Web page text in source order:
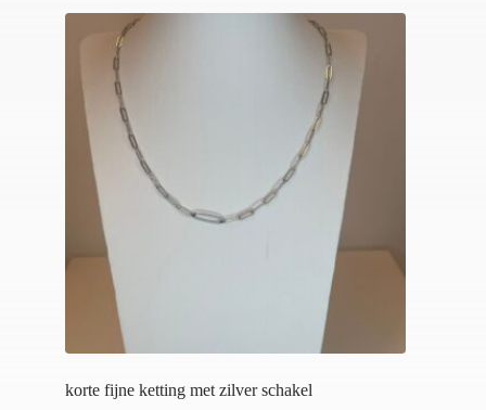
korte fijne ketting met zilver schakel